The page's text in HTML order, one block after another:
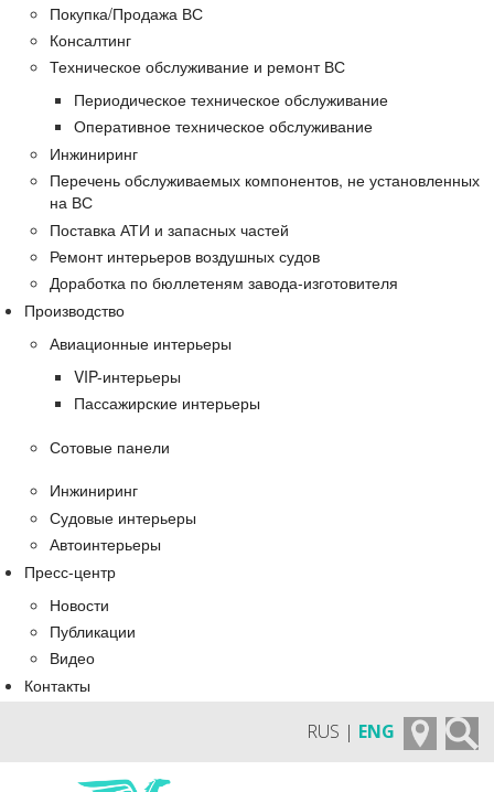
Покупка/Продажа ВС
Консалтинг
Техническое обслуживание и ремонт ВС
Периодическое техническое обслуживание
Оперативное техническое обслуживание
Инжиниринг
Перечень обслуживаемых компонентов, не установленных
на ВС
Поставка АТИ и запасных частей
Ремонт интерьеров воздушных судов
Доработка по бюллетеням завода-изготовителя
Производство
Авиационные интерьеры
VIP-интерьеры
Пассажирские интерьеры
Сотовые панели
Инжиниринг
Судовые интерьеры
Автоинтерьеры
Пресс-центр
Новости
Публикации
Видео
Контакты
RUS | ENG